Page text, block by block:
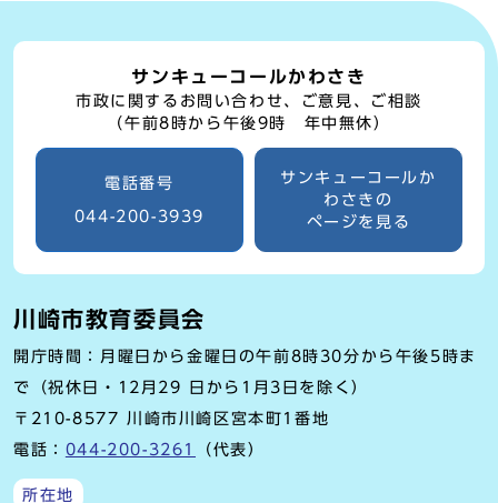
サンキューコールかわさき
市政に関するお問い合わせ、ご意見、ご相談
（午前8時から午後9時 年中無休）
電話番号
044-200-3939
サンキューコールか
わさきの
ページを見る
川崎市教育委員会
開庁時間：月曜日から金曜日の午前8時30分から午後5時ま
で（祝休日・12月29 日から1月3日を除く）
〒210-8577 川崎市川崎区宮本町1番地
電話： 044-200-3261 （代表）
所在地